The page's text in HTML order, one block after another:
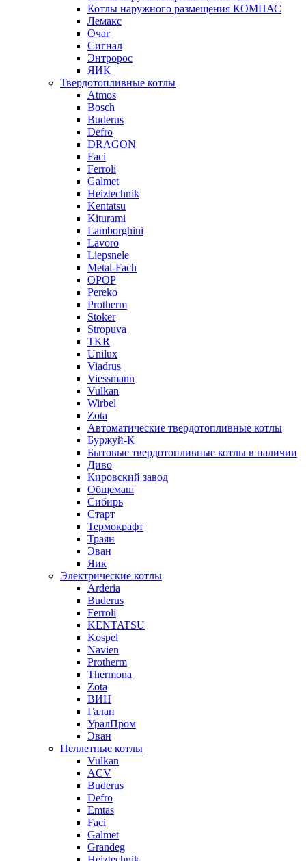
Котлы наружного размещения КОМПАС
Лемакс
Очаг
Сигнал
Энтророс
ЯИК
Твердотопливные котлы
Atmos
Bosch
Buderus
Defro
DRAGON
Faci
Ferroli
Galmet
Heiztechnik
Kentatsu
Kiturami
Lamborghini
Lavoro
Liepsnele
Metal-Fach
OPOP
Pereko
Protherm
Stoker
Stropuva
TKR
Unilux
Viadrus
Viessmann
Vulkan
Wirbel
Zota
Автоматические твердотопливные котлы
Буржуй-К
Бытовые твердотопливные котлы в наличии
Диво
Кировский завод
Общемаш
Сибирь
Старт
Термокрафт
Траян
Эван
Яик
Электрические котлы
Arderia
Buderus
Ferroli
KENTATSU
Kospel
Navien
Protherm
Thermona
Zota
ВИН
Галан
УралПром
Эван
Пеллетные котлы
Vulkan
ACV
Buderus
Defro
Emtas
Faci
Galmet
Grandeg